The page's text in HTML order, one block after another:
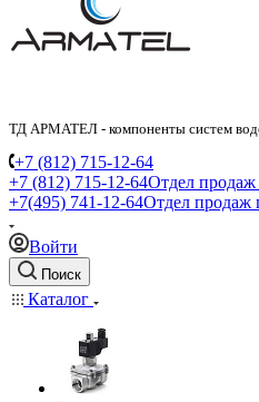
ТД АРМАТЕЛ - компоненты систем
+7 (812) 715-12-64
+7 (812) 715-12-64Отдел продаж
+7(495) 741-12-64Отдел продаж
Войти
Поиск
Каталог